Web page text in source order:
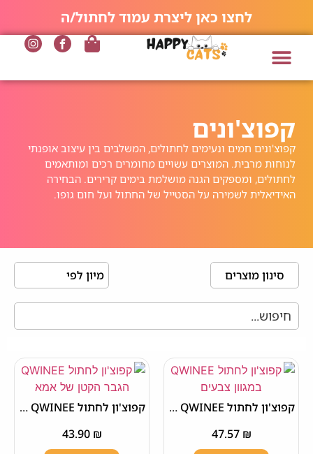
לחצו כאן ליצרת עמוד לחתול/ה
קפוצ'ונים
קפוצ'ונים חמים ונעימים לחתולים, המשלבים בין עיצוב אופנתי
לנוחות מרבית. המוצרים עשויים מחומרים רכים ומותאמים
לחתולים, ומספקים הגנה מושלמת בימים קרירים. הבחירה
האידיאלית לשמירה על הסטייל של החתול ועל חום גופו.
סינון מוצרים
קפוצ'ון לחתול QWINEE במגוון צבעים
₪
47.57
קפוצ'ון לחתול QWINEE הגבר הקטן של אמא
₪
43.90